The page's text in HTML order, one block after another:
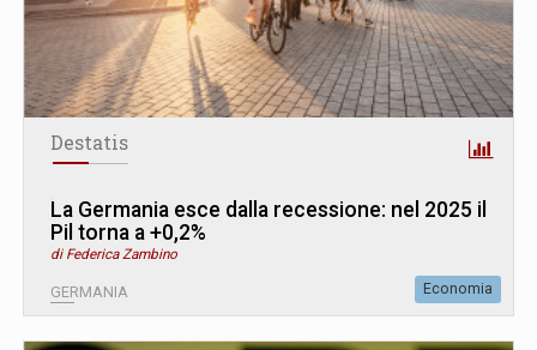
Destatis
La Germania esce dalla recessione: nel 2025 il
Pil torna a +0,2%
di Federica Zambino
GERMANIA Economia